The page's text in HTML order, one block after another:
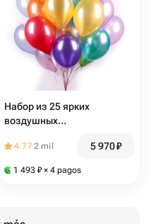
Набор из 25 ярких
воздушных
4.772 mil 5 970₽
1 493 ₽ × 4 pagos